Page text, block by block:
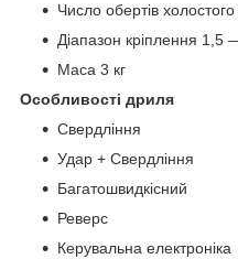
Число обертів
Діапазон кріплення
Маса 3 кг
Особливості дриля
Свердління
Удар + Свердління
Багатошвидкісний
Реверс
Керувальна електроніка